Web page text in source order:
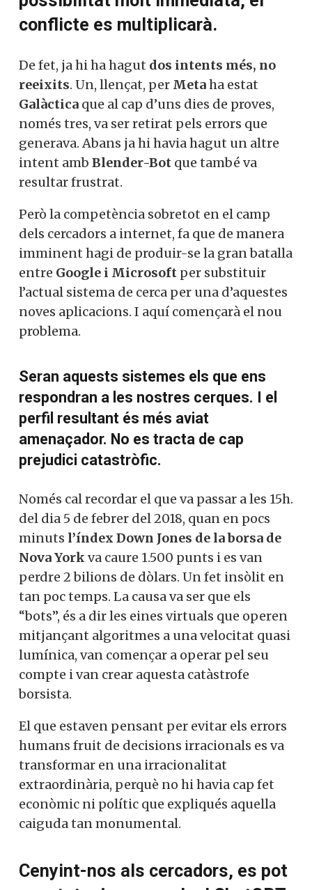
conflicte es multiplicarà.
De fet, ja hi ha hagut dos intents més, no
reeixits. Un, llençat, per Metaha estat
Galàctica que al cap d’uns dies de proves,
només tres, va ser retirat pels errors que
generava. Abans ja hi havia hagut un altre
intent amb Blender-Bot que també va
resultar frustrat.
Però la competència sobretot en el camp
dels cercadors a internet, fa que de manera
imminent hagi de produir-se la gran batalla
entre Google i Microsoft per substituir
l’actual sistema de cerca per una d’aquestes
noves aplicacions. I aquí començarà el nou
problema.
Seran aquests sistemes els que ens
respondran a les nostres cerques. I el
perfil resultant és més aviat
amenaçador. No es tracta de cap
prejudici catastròfic.
Només cal recordar el que va passar a les 15h.
del dia 5 de febrer del 2018, quan en pocs
minuts l’índex Down Jones de la borsa de
Nova York va caure 1.500 punts i es van
perdre 2 bilions de dòlars. Un fet insòlit en
tan poc temps. La causa va ser que els
“bots”, és a dir les eines virtuals que operen
mitjançant algoritmes a una velocitat quasi
lumínica, van començar a operar pel seu
compte i van crear aquesta catàstrofe
borsista.
El que estaven pensant per evitar els errors
humans fruit de decisions irracionals es va
transformar en una irracionalitat
extraordinària, perquè no hi havia cap fet
econòmic ni polític que expliqués aquella
caiguda tan monumental.
Cenyint-nos als cercadors, es pot